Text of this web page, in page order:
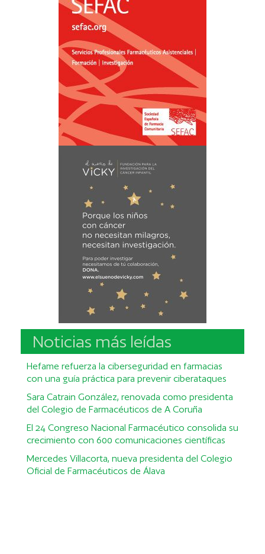
Noticias más leídas
Hefame refuerza la ciberseguridad en farmacias
con una guía práctica para prevenir ciberataques
Sara Catrain González, renovada como presidenta
del Colegio de Farmacéuticos de A Coruña
El 24 Congreso Nacional Farmacéutico consolida su
crecimiento con 600 comunicaciones científicas
Mercedes Villacorta, nueva presidenta del Colegio
Oficial de Farmacéuticos de Álava